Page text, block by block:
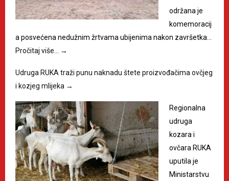
održana je
komemoracij
a posvećena nedužnim žrtvama ubijenima nakon završetka…
Pročitaj više…
→
Udruga RUKA traži punu naknadu štete proizvođačima ovčjeg
i kozjeg mlijeka →
Regionalna
udruga
kozara i
ovčara RUKA
uputila je
Ministarstvu